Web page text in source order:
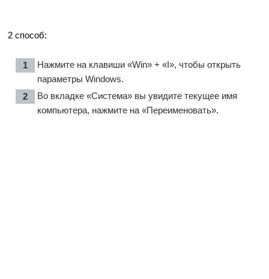
2 способ:
Нажмите на клавиши «Win» + «I», чтобы открыть
параметры Windows.
Во вкладке «Система» вы увидите текущее имя
компьютера, нажмите на «Переименовать».